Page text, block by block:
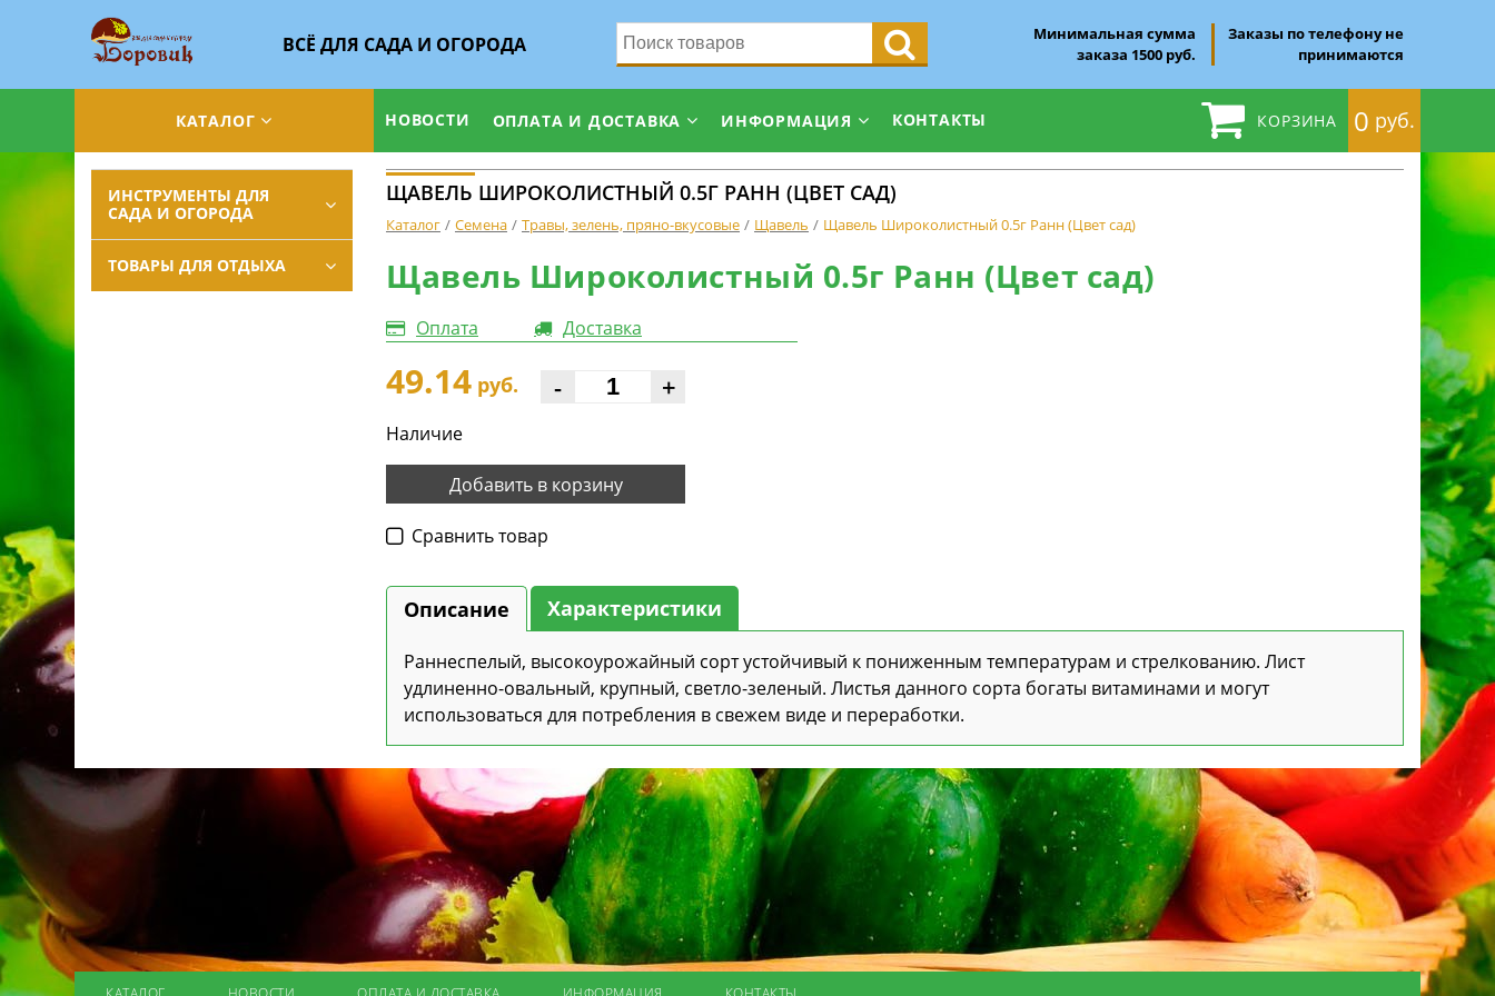
ВСЁ ДЛЯ САДА И ОГОРОДА
Минимальная сумма
заказа 1500 руб.
Заказы по телефону не
принимаются
КОРЗИНА 0 руб.
КАТАЛОГ НОВОСТИ ОПЛАТА И ДОСТАВКА ИНФОРМАЦИЯ КОНТАКТЫ
ИНСТРУМЕНТЫ ДЛЯ
САДА И ОГОРОДА
ТОВАРЫ ДЛЯ ОТДЫХА
ЩАВЕЛЬ ШИРОКОЛИСТНЫЙ 0.5Г РАНН (ЦВЕТ САД)
Каталог Семена Травы, зелень, пряно-вкусовые Щавель Щавель Широколистный 0.5г Ранн (Цвет сад)
Щавель Широколистный 0.5г Ранн (Цвет сад)
Оплата Доставка
49.14 руб. - +
Наличие
Добавить в корзину
Cравнить товар
Описание Характеристики
Раннеспелый, высокоурожайный сорт устойчивый к пониженным температурам и стрелкованию. Лист
удлиненно-овальный, крупный, светло-зеленый. Листья данного сорта богаты витаминами и могут
использоваться для потребления в свежем виде и переработки.